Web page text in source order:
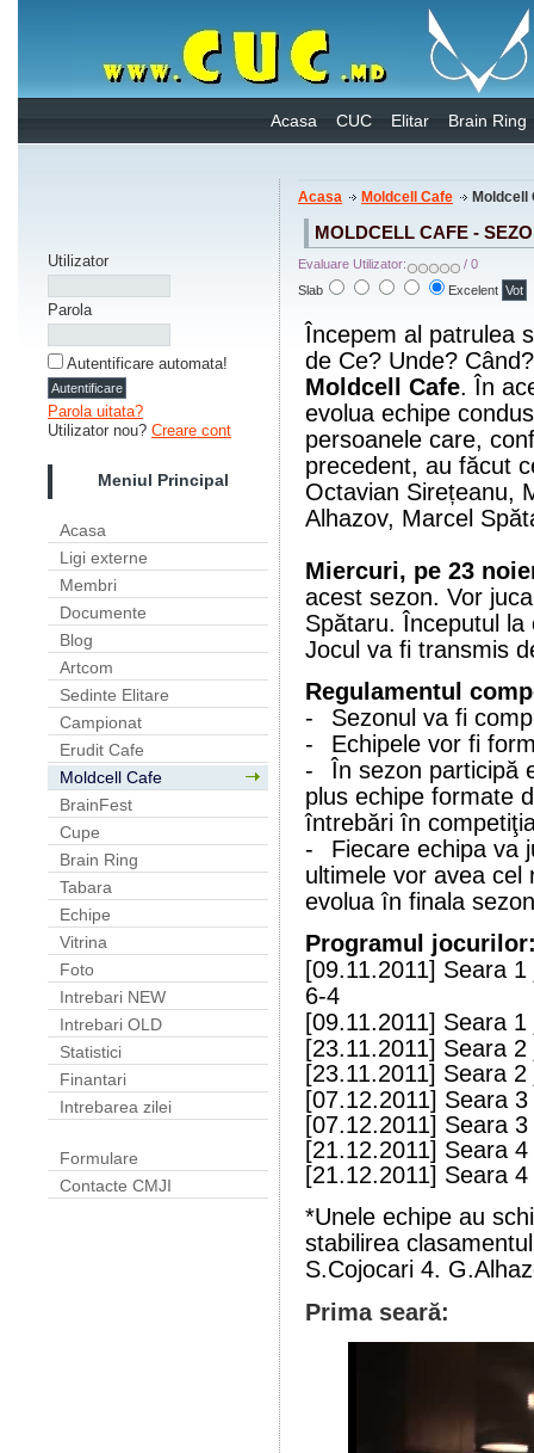
Acasa CUC Elitar Brain Ring
Utilizator
Parola
Autentificare automata!
Parola uitata?
Utilizator nou? Creare cont
Meniul Principal
Acasa
Ligi externe
Membri
Documente
Blog
Artcom
Sedinte Elitare
Campionat
Erudit Cafe
Moldcell Cafe
BrainFest
Cupe
Brain Ring
Tabara
Echipe
Vitrina
Foto
Intrebari NEW
Intrebari OLD
Statistici
Finantari
Intrebarea zilei
Formulare
Contacte CMJI
Acasa Moldcell Cafe Moldcell
MOLDCELL CAFE -
Evaluare Utilizator:
/ 0
Slab
Excelent
Începem al patrulea
de Ce? Unde?
Moldcell Cafe. În
evolua echipe
persoanele care,
precedent, au făcut
Octavian Sirețeanu,
Alhazov, Marcel
Miercuri, pe 23
acest sezon. Vor
Spătaru. Începutul
Jocul va fi transmis
Regulamentul
-
Sezonul va fi
-
Echipele vor fi
-
În sezon participă
plus echipe formate
întrebări în
-
Fiecare echipa va
ultimele vor avea cel
evolua în finala
Programul
[09.11.2011] Seara
6-4
[09.11.2011] Seara
[23.11.2011] Seara
[23.11.2011] Seara
[07.12.2011] Seara
[07.12.2011] Seara
[21.12.2011] Seara
[21.12.2011] Seara
*Unele echipe au
stabilirea
S.Cojocari 4.
Prima seară: